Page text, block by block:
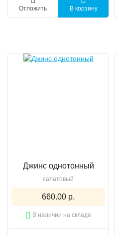
Отложить В корзину
Джинс однотонный
салатовый
660.00 р.
В наличии на складе